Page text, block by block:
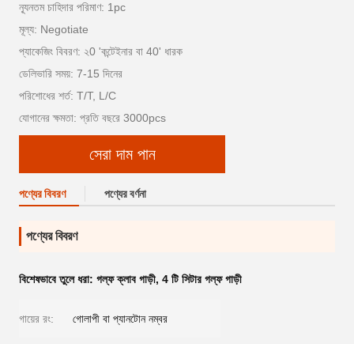
ন্যূনতম চাহিদার পরিমাণ: 1pc
মূল্য: Negotiate
প্যাকেজিং বিবরণ: ২0 'কন্টেইনার বা 40' ধারক
ডেলিভারি সময়: 7-15 দিনের
পরিশোধের শর্ত: T/T, L/C
যোগানের ক্ষমতা: প্রতি বছরে 3000pcs
সেরা দাম পান
পণ্যের বিবরণ পণ্যের বর্ণনা
পণ্যের বিবরণ
বিশেষভাবে তুলে ধরা: গল্ফ ক্লাব গাড়ী, 4 টি সিটার গল্ফ গাড়ী
গায়ের রং: গোলাপী বা প্যানটোন নম্বর